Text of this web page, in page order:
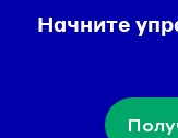
Начните